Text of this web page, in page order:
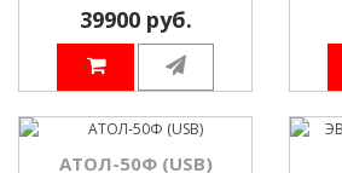
39900 руб.
АТОЛ-50Ф (USB)